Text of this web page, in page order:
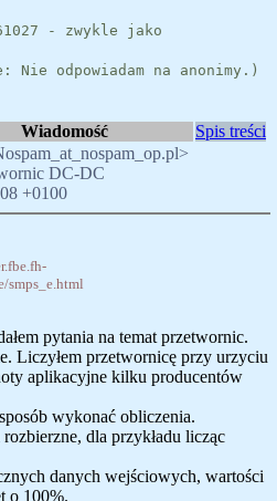
- zwykle jako
Nie odpowiadam na anonimy.)
Wiadomość
Spis treści
DC-DC
+0100
smps_e.html
pytania na temat przetwornic.
Liczyłem przetwornicę przy urzyciu
aplikacyjne kilku producentów
wykonać obliczenia.
dla przykładu licząc
danych wejściowych, wartości
o 100%.